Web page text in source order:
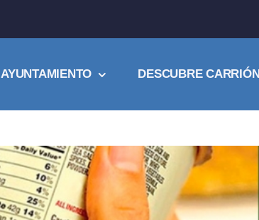
AYUNTAMIENTO DESCUBRE CARRIÓN